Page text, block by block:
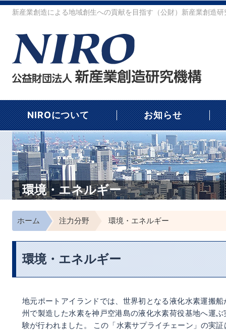
新産業創造による地域創生への貢献を目指す（公財）新産業創造
NIROについて お知らせ
環境・エネルギー
ホーム 注力分野 環境・エネルギー
環境・エネルギー
地元ポートアイランドでは、世界初となる液化水素運搬船
州で製造した水素を神戸空港島の液化水素荷役基地へ運ぶ
験が行われました。 この「水素サプライチェーン」の実証